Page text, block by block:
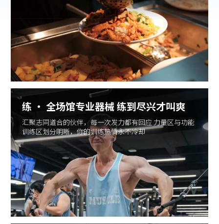
练 · 全场馆专业器械 练到尽兴才叫爽
汇聚志同道合的伙伴，每一次发力都有回应 力量区与功能
训练区划分明晰，你的训练热情永不冷却